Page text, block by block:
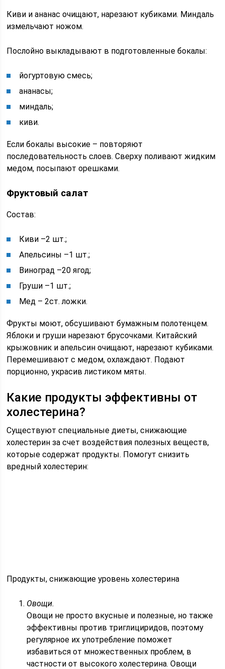
Киви и ананас очищают, нарезают кубиками. Миндаль
измельчают ножом.
Послойно выкладывают в подготовленные бокалы:
йогуртовую смесь;
ананасы;
миндаль;
киви.
Если бокалы высокие – повторяют
последовательность слоев. Сверху поливают жидким
медом, посыпают орешками.
Фруктовый салат
Состав:
Киви –2 шт.;
Апельсины –1 шт.;
Виноград –20 ягод;
Груши –1 шт.;
Мед – 2ст. ложки.
Фрукты моют, обсушивают бумажным полотенцем.
Яблоки и груши нарезают брусочками. Китайский
крыжовник и апельсин очищают, нарезают кубиками.
Перемешивают с медом, охлаждают. Подают
порционно, украсив листиком мяты.
Какие продукты эффективны от
холестерина?
Существуют специальные диеты, снижающие
холестерин за счет воздействия полезных веществ,
которые содержат продукты. Помогут снизить
вредный холестерин:
Продукты, снижающие уровень холестерина
Овощи.
Овощи не просто вкусные и полезные, но также
эффективны против триглициридов, поэтому
регулярное их употребление поможет
избавиться от множественных проблем, в
частности от высокого холестерина. Овощи